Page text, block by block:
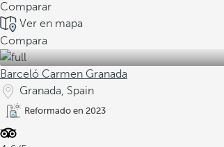
Comparar
Ver en mapa
Compara
Barceló Carmen Granada
Granada, Spain
Reformado en 2023